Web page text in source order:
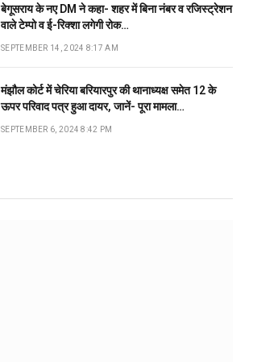
बेगूसराय के नए DM ने कहा- शहर में बिना नंबर व रजिस्ट्रेशन
वाले टेम्पो व ई-रिक्शा लगेगी रोक…
SEPTEMBER 14, 2024 8:17 AM
मंझौल कोर्ट में चेरिया बरियारपुर की थानाध्यक्ष समेत 12 के
ऊपर परिवाद पत्र हुआ दायर, जानें- पूरा मामला…
SEPTEMBER 6, 2024 8:42 PM